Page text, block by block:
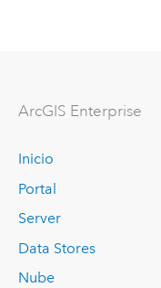
ArcGIS Enterprise
Inicio
Portal
Server
Data Stores
Nube